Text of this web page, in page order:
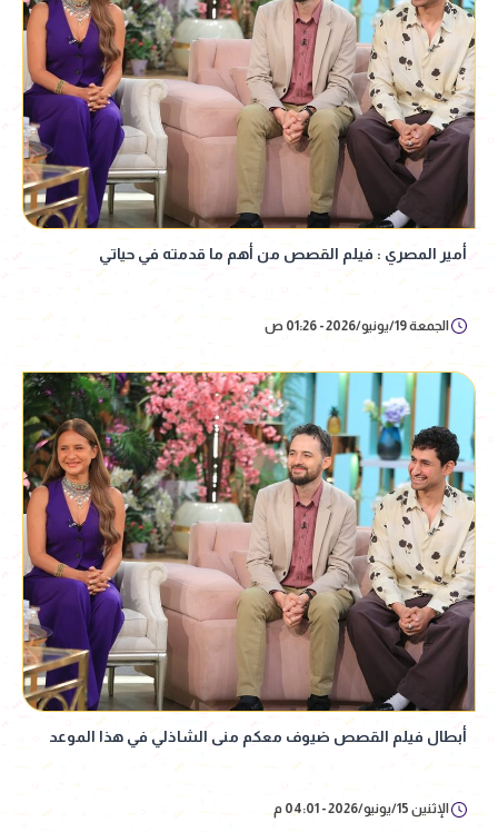
أمير المصري : فيلم القصص من أهم ما قدمته في حياتي
الجمعة 19/يونيو/2026 - 01:26 ص
أبطال فيلم القصص ضيوف معكم منى الشاذلي في هذا الموعد
الإثنين 15/يونيو/2026 - 04:01 م